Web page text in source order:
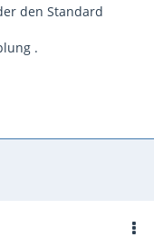
den Standard
.